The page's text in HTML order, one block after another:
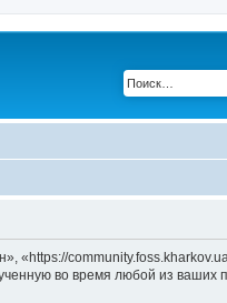
во время любой из ваших